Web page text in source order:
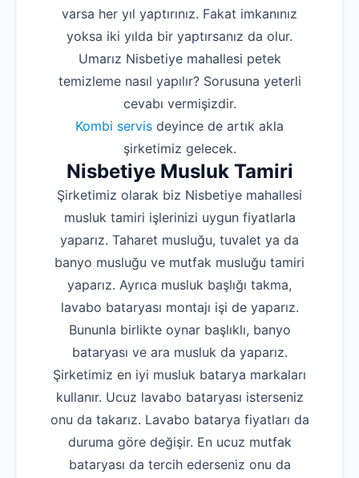
varsa her yıl yaptırınız. Fakat imkanınız
yoksa iki yılda bir yaptırsanız da olur.
Umarız Nisbetiye mahallesi petek
temizleme nasıl yapılır? Sorusuna yeterli
cevabı vermişizdir.
Kombi servis deyince de artık akla
şirketimiz gelecek.
Nisbetiye Musluk Tamiri
Şirketimiz olarak biz Nisbetiye mahallesi
musluk tamiri işlerinizi uygun fiyatlarla
yaparız. Taharet musluğu, tuvalet ya da
banyo musluğu ve mutfak musluğu tamiri
yaparız. Ayrıca musluk başlığı takma,
lavabo bataryası montajı işi de yaparız.
Bununla birlikte oynar başlıklı, banyo
bataryası ve ara musluk da yaparız.
Şirketimiz en iyi musluk batarya markaları
kullanır. Ucuz lavabo bataryası isterseniz
onu da takarız. Lavabo batarya fiyatları da
duruma göre değişir. En ucuz mutfak
bataryası da tercih ederseniz onu da